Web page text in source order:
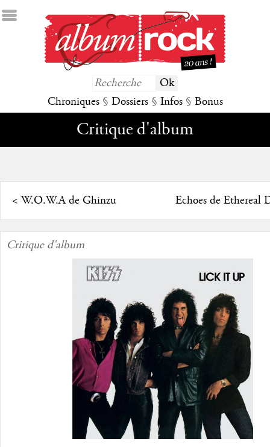
Chroniques § Dossiers § Infos § Bonus
Critique d'album
< W.O.W.A de Ghinzu Echoes de Ethereal
Critique d'album